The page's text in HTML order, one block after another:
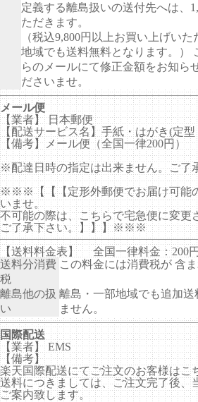
定義する離島扱いの送付先へは、
ただきます。
（税込9,800円以上お買い上げい
地域でも送料無料となります。）
らのメールにて修正金額をお知ら
ださいませ。
メール便
【業者】 日本郵便
【配送サービス名】手紙・はがき(定型
【備考】メール便（全国一律200円）
※配達日時の指定は出来ません。ご了
※※※【【【定形外郵便でお届け可能
いませ。
不可能の際は、こちらで宅急便に変更
ご了承下さい。】】】※※※
【送料料金表】全国一律料金：200
送料分消費
税
この料金には消費税が 含ま
離島他の扱
い
離島・一部地域でも追加送
ません。
国際配送
【業者】 EMS
【備考】
楽天国際配送にてご注文のお客様はこ
送料につきましては、ご注文完了後、
ご案内致します。